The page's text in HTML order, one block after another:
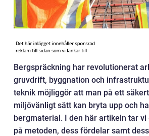
Bergspräckning har revolutionerat
gruvdrift, byggnation och
teknik möjliggör att man på ett
miljövänligt sätt kan bryta upp och
bergmaterial. I den här artikeln tar
på metoden, dess fördelar samt